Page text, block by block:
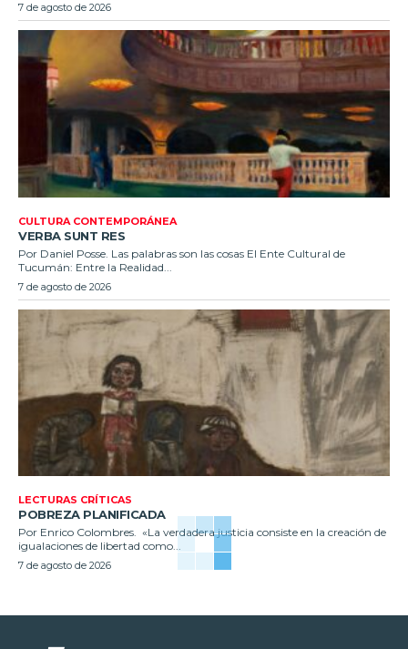
7 de agosto de 2026
CULTURA CONTEMPORÁNEA
VERBA SUNT RES
Por Daniel Posse. Las palabras son las cosas El Ente Cultural de
Tucumán: Entre la Realidad...
7 de agosto de 2026
LECTURAS CRÍTICAS
POBREZA PLANIFICADA
Por Enrico Colombres. «La verdadera justicia consiste en la creación de
igualaciones de libertad como...
7 de agosto de 2026